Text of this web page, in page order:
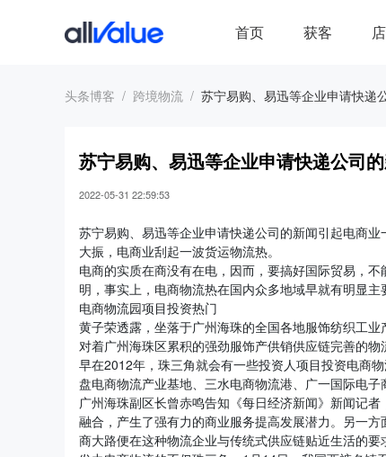
首页 获客
头条博客 跨境物流 苏宁易购、易迅等企业申请快递
苏宁易购、易迅等企业申请快递公司
2022-05-31 22:59:53
苏宁易购、易迅等企业申请快递公司的新闻引起电商
大振，电商业刮起一波货运物流热。
电商的实质在商没有在电，因而，要搞好国际贸易，
明，事实上，电商物流热在国内众多地域早就有明显主
电商物流园项目投资热门
黄子荣透露，坐落于广州海珠的全国各地服饰纺织工
对着广州海珠区累积的强劲服饰产供销供应链完善的物
早在2012年，珠三角就会有一些投资人项目投资电商
盘电商物流产业基地、三水电商物流港、广一国际电子
广州海珠副区长曾赤鸣告知《每日经济新闻》新闻记
融合，产生了强有力的商业服务提高发展潜力。另一
商大路便在这种物流企业与传统式供应链贴近生活的要